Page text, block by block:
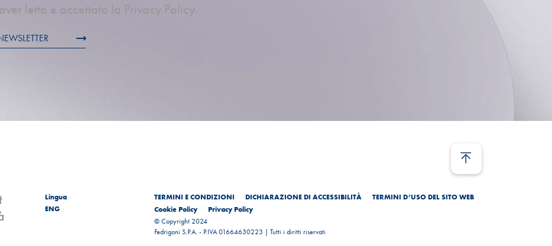
letto e accettato la Privacy Policy.
Lingua
ENG
TERMINI E CONDIZIONI DICHIARAZIONE DI ACCESSIBILITÀ
TERMINI D’USO DEL SITO WEB
Cookie Policy
Privacy Policy
© Copyright 2024
Fedrigoni S.P.A. - P.IVA 01664630223 | Tutti i diritti riservati